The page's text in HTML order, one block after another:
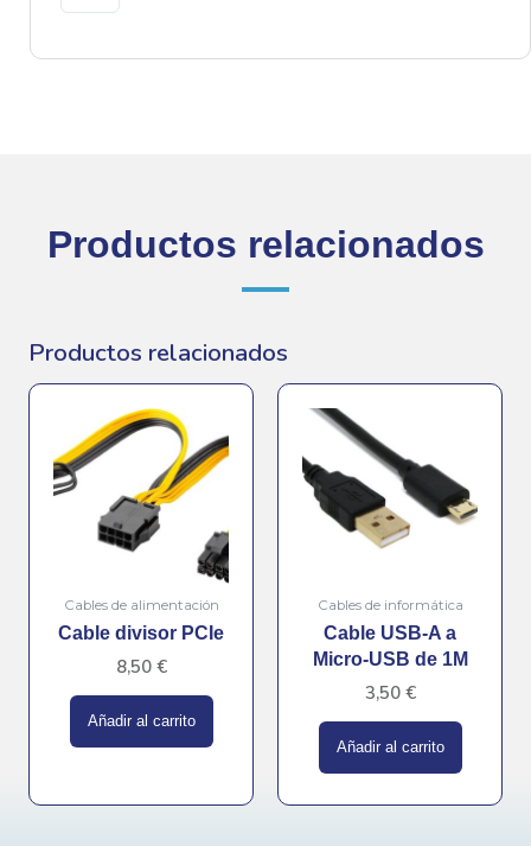
15m
Productos relacionados
Productos relacionados
Cables de alimentación
Cable divisor PCIe
8,50 €
Añadir al carrito
Cables de informática
Cable USB-A a
Micro-USB de 1M
3,50 €
Añadir al carrito